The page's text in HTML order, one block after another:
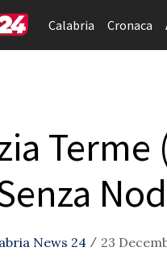
Calabria Cronaca
News 24 / 23